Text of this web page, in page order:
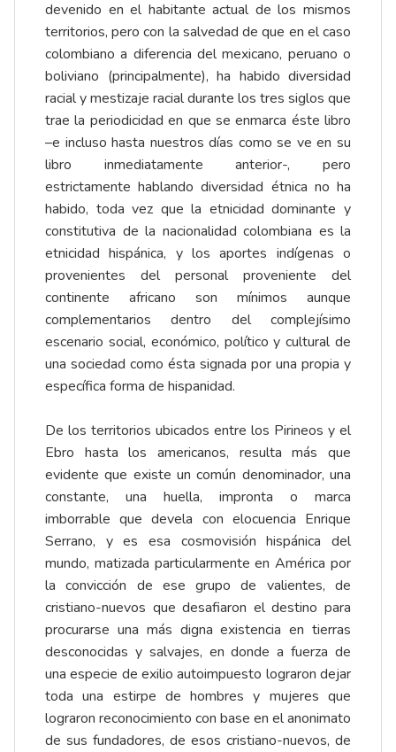
devenido en el habitante actual de los mismos
territorios, pero con la salvedad de que en el caso
colombiano a diferencia del mexicano, peruano o
boliviano (principalmente), ha habido diversidad
racial y mestizaje racial durante los tres siglos que
trae la periodicidad en que se enmarca éste libro
–e incluso hasta nuestros días como se ve en su
libro inmediatamente anterior-, pero
estrictamente hablando diversidad étnica no ha
habido, toda vez que la etnicidad dominante y
constitutiva de la nacionalidad colombiana es la
etnicidad hispánica, y los aportes indígenas o
provenientes del personal proveniente del
continente africano son mínimos aunque
complementarios dentro del complejísimo
escenario social, económico, político y cultural de
una sociedad como ésta signada por una propia y
específica forma de hispanidad.
De los territorios ubicados entre los Pirineos y el
Ebro hasta los americanos, resulta más que
evidente que existe un común denominador, una
constante, una huella, impronta o marca
imborrable que devela con elocuencia Enrique
Serrano, y es esa cosmovisión hispánica del
mundo, matizada particularmente en América por
la convicción de ese grupo de valientes, de
cristiano-nuevos que desafiaron el destino para
procurarse una más digna existencia en tierras
desconocidas y salvajes, en donde a fuerza de
una especie de exilio autoimpuesto lograron dejar
toda una estirpe de hombres y mujeres que
lograron reconocimiento con base en el anonimato
de sus fundadores, de esos cristiano-nuevos, de